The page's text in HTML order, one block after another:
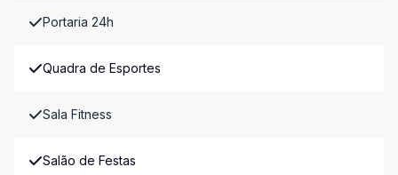
Portaria 24h
Quadra de Esportes
Sala Fitness
Salão de Festas